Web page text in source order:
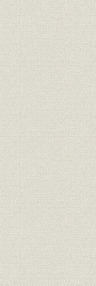
第4節 新
第5節 鉄
第6節
第7節 技
第8節
第4章 鉄鋼
第1節 日
第2節
第3節
第4節 鋼